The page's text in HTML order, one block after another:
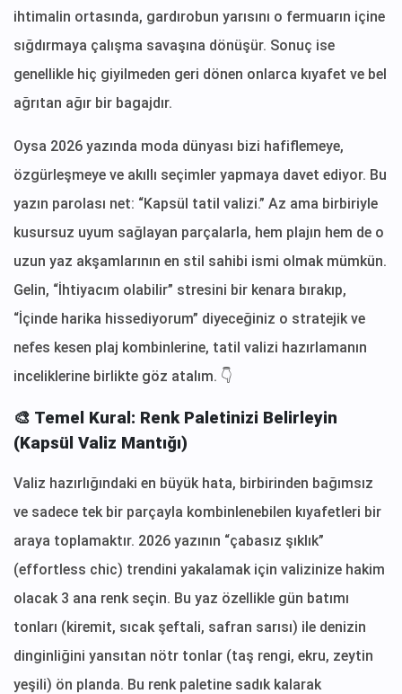
ihtimalin ortasında, gardırobun yarısını o fermuarın içine
sığdırmaya çalışma savaşına dönüşür. Sonuç ise
genellikle hiç giyilmeden geri dönen onlarca kıyafet ve bel
ağrıtan ağır bir bagajdır.
Oysa 2026 yazında moda dünyası bizi hafiflemeye,
özgürleşmeye ve akıllı seçimler yapmaya davet ediyor. Bu
yazın parolası net: “Kapsül tatil valizi.” Az ama birbiriyle
kusursuz uyum sağlayan parçalarla, hem plajın hem de o
uzun yaz akşamlarının en stil sahibi ismi olmak mümkün.
Gelin, “İhtiyacım olabilir” stresini bir kenara bırakıp,
“İçinde harika hissediyorum” diyeceğiniz o stratejik ve
nefes kesen plaj kombinlerine, tatil valizi hazırlamanın
inceliklerine birlikte göz atalım. 👇
🎨 Temel Kural: Renk Paletinizi Belirleyin
(Kapsül Valiz Mantığı)
Valiz hazırlığındaki en büyük hata, birbirinden bağımsız
ve sadece tek bir parçayla kombinlenebilen kıyafetleri bir
araya toplamaktır. 2026 yazının “çabasız şıklık”
(effortless chic) trendini yakalamak için valizinize hakim
olacak 3 ana renk seçin. Bu yaz özellikle gün batımı
tonları (kiremit, sıcak şeftali, safran sarısı) ile denizin
dinginliğini yansıtan nötr tonlar (taş rengi, ekru, zeytin
yeşili) ön planda. Bu renk paletine sadık kalarak